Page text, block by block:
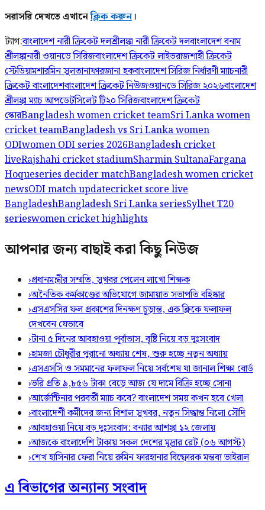
সরাসরি দেখতে এখানেক্লিক করুন।
ট্যাগ:বাংলাদেশ নারী ক্রিকেট দলশ্রীলঙ্কা নারী ক্রিকেট দলবাংলাদেশ বনাম
শ্রীলঙ্কানারী ওয়ানডে সিরিজবাংলাদেশ ক্রিকেট লাইভরাজশাহী ক্রিকেট
স্টেডিয়ামশারমিন সুলতানাফারজানা হকবাংলাদেশ সিরিজ নির্ধারণী ম্যাচনারী
ক্রিকেট বাংলাদেশবাংলাদেশ ক্রিকেট নিউজওয়ানডে সিরিজ ২০২৬বাংলাদেশ
শ্রীলঙ্কা ম্যাচ আপডেটসিলেট টি২০ সিরিজবাংলাদেশ ক্রিকেট
স্কোরBangladesh women cricket teamSri Lanka women
cricket teamBangladesh vs Sri Lanka women
ODIwomen ODI series 2026Bangladesh cricket
liveRajshahi cricket stadiumSharmin SultanaFargana
Hoqueseries decider matchBangladesh women cricket
newsODI match updatecricket score live
BangladeshBangladesh Sri Lanka seriesSylhet T20
serieswomen cricket highlights
আপনার জন্য বাছাই করা কিছু নিউজ
›প্রধানমন্ত্রীর সম্মতি, সুখবর পেলেন লাখো শিক্ষক
›অনৈতিক কর্মকাণ্ডের অভিযোগে জামায়াত সভাপতি বহিষ্কার
›এসএসসির ফল প্রকাশের দিনক্ষণ চূড়ান্ত, এক ক্লিকে ফলাফল
দেখবেন যেভাবে
›টানা ৫ দিনের আবহাওয়া পূর্বাভাস, বৃষ্টি নিয়ে বড় দুঃসংবাদ
›হামজা চৌধুরীর পুরানো অধ্যায় শেষ, শুরু হচ্ছে নতুন অধ্যায়
›এসএসসি ও সমমানের ফলাফল নিয়ে সর্বশেষ যা জানাল শিক্ষা বোর্ড
›ভরি প্রতি ৯,৮৫৬ টাকা বেড়ে আজ যে দামে বিক্রি হচ্ছে সোনা
›আর্জেন্টিনার পরবর্তী ম্যাচ কবে? বাংলাদেশ সময় কখন হবে খেলা
›বাংলাদেশী কর্মীদের জন্য বিশাল সুখবর, নতুন সিদ্ধান্ত নিলো সৌদি
›আবহাওয়া নিয়ে বড় দুঃসংবাদ: বন্যার আশঙ্কা ১২ জেলায়
›আজকে বাংলাদেশি টাকায় সকল দেশের মুদ্রার রেট (০৬ আগস্ট)
›শেখ হাসিনার ফেরা নিয়ে রুমিন ফারহানার বিষ্ফোরক মন্তব্য ভাইরাল
এ বিভাগের অন্যান্য সংবাদ